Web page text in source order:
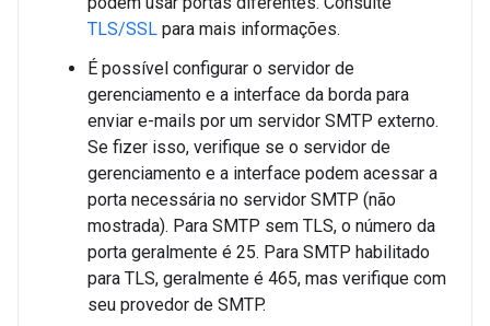
TLS/SSL para mais informações.
É possível configurar o servidor de
gerenciamento e a interface da borda para
enviar e-mails por um servidor SMTP externo.
Se fizer isso, verifique se o servidor de
gerenciamento e a interface podem acessar a
porta necessária no servidor SMTP (não
mostrada). Para SMTP sem TLS, o número da
porta geralmente é 25. Para SMTP habilitado
para TLS, geralmente é 465, mas verifique com
seu provedor de SMTP.